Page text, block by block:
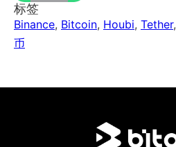
标签
Binance, Bitcoin, Houbi, Tether,
币